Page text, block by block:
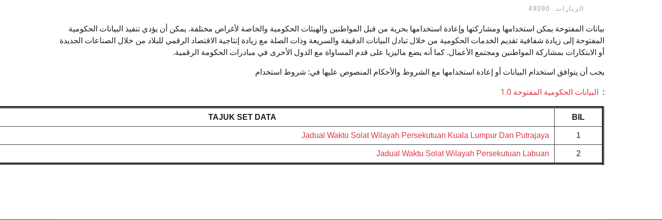
الزيارات: 49390
بيانات المفتوحة يمكن استخدامها ومشاركتها وإعادة استخدامها بحرية من قبل المواطنين والهيئات الحكومية والخاصة لأغراض مختلفة. يمكن أن يؤدي تنفيذ البيانات الحكومية
المفتوحة إلى زيادة شفافية تقديم الخدمات الحكومية من خلال تبادل البيانات الدقيقة والسريعة وذات الصلة مع زيادة إنتاجية الاقتصاد الرقمي للبلاد من خلال الصناعات الجديدة
أو الابتكارات بمشاركة المواطنين ومجتمع الأعمال. كما أنه يضع ماليزيا على قدم المساواة مع الدول الأخرى في مبادرات الحكومة الرقمية.
يجب أن يتوافق استخدام البيانات أو إعادة استخدامها مع الشروط والأحكام المنصوص عليها في: شروط استخدام
: البيانات الحكومية المفتوحة 1.0
BIL
TAJUK SET DATA
1
Jadual Waktu Solat Wilayah Persekutuan Kuala Lumpur Dan Putrajaya
2
Jadual Waktu Solat Wilayah Persekutuan Labuan